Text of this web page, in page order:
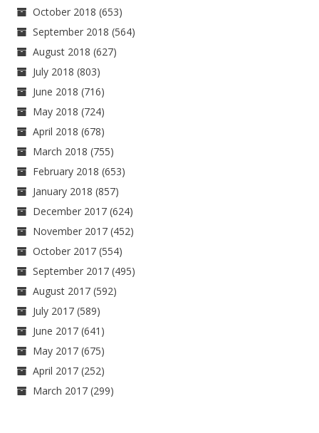
October 2018 (653)
September 2018 (564)
August 2018 (627)
July 2018 (803)
June 2018 (716)
May 2018 (724)
April 2018 (678)
March 2018 (755)
February 2018 (653)
January 2018 (857)
December 2017 (624)
November 2017 (452)
October 2017 (554)
September 2017 (495)
August 2017 (592)
July 2017 (589)
June 2017 (641)
May 2017 (675)
April 2017 (252)
March 2017 (299)